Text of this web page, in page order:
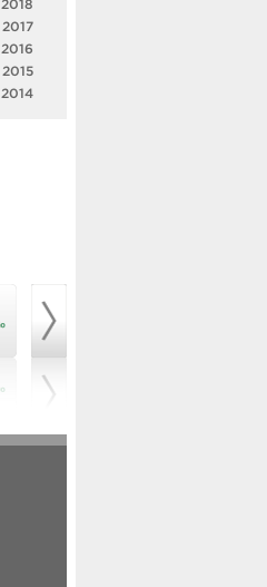
2018
2017
2016
2015
2014